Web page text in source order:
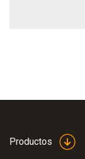
Productos